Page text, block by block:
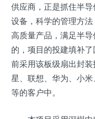
供应商，正是抓住半
设备，科学的管理方
高质量产品，满足半
的，项目的投建填补
前采用该板级扇出封
星、联想、华为、小米
等的客户中。